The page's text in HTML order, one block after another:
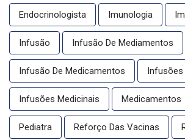
Endocrinologista Imunologia
Infusão Infusão De Mediamentos
Infusão De Medicamentos Infusões
Infusões Medicinais Medicamentos
Pediatra Reforço Das Vacinas